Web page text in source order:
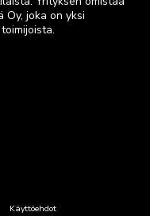
Oy, joka on yksi
Käyttöehdot